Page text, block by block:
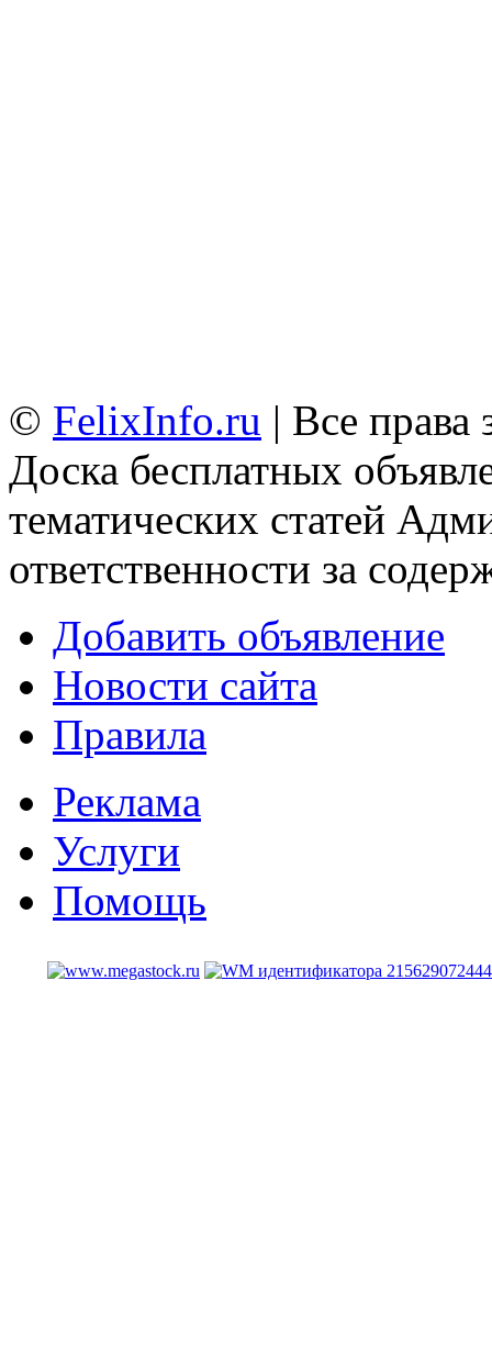
© FelixInfo.ru | Все
Доска бесплатных
тематических статей
ответственности за
Добавить объявление
Новости сайта
Правила
Реклама
Услуги
Помощь